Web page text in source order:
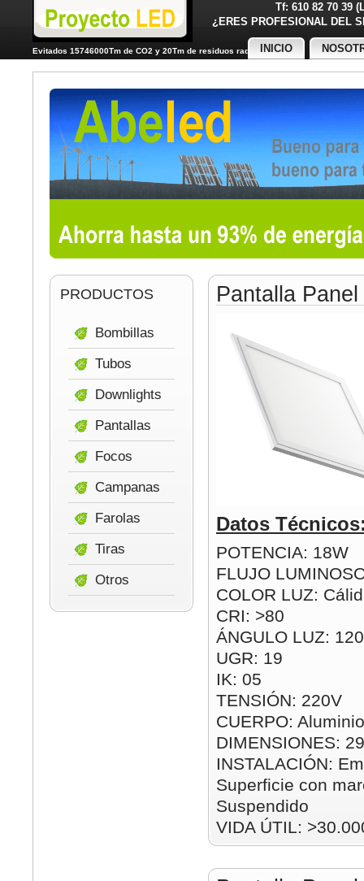
Tf: 610 82 70 39
¿ERES PROFESIONAL
Evitados 15746000Tm de CO2 y 20Tm de residuos radiactivos
INICIO
Pantalla
Datos
POTENCIA: 18W
FLUJO
COLOR LUZ:
CRI: >80
ÁNGULO LUZ:
UGR: 19
IK: 05
TENSIÓN: 220V
CUERPO:
DIMENSIONES:
INSTALACIÓN:
Superficie con
Suspendido
VIDA ÚTIL:
PRODUCTOS
Bombillas
Tubos
Downlights
Pantallas
Focos
Campanas
Farolas
Tiras
Otros